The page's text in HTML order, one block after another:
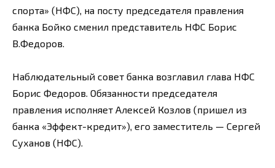
спорта» (НФС), на посту председателя правления
банка Бойко сменил представитель НФС Борис
В.Федоров.
Наблюдательный совет банка возглавил глава НФС
Борис Федоров. Обязанности председателя
правления исполняет Алексей Козлов (пришел из
банка «Эффект-кредит»), его заместитель — Сергей
Суханов (НФС).